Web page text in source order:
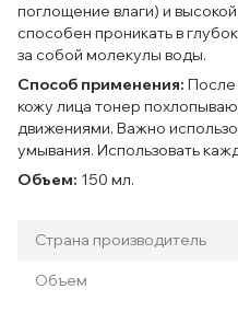
поглощение влаги) и
способен проникать в
за собой молекулы воды.
Способ применения: После
кожу лица тонер
движениями. Важно
умывания. Использовать
Объем: 150 мл.
Страна производитель
Объем